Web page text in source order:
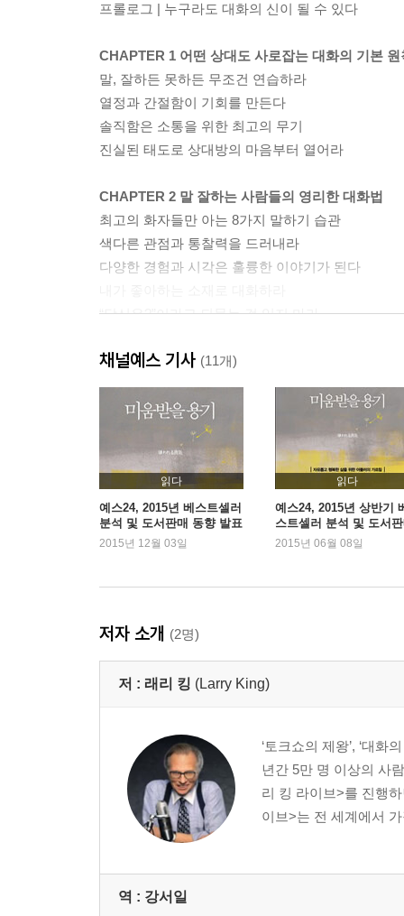
프롤로그 | 누구라도 대화의 신이 될 수 있다
CHAPTER 1 어떤 상대도 사로잡는 대화의 기본 원
말, 잘하든 못하든 무조건 연습하라
열정과 간절함이 기회를 만든다
솔직함은 소통을 위한 최고의 무기
진실된 태도로 상대방의 마음부터 열어라
CHAPTER 2 말 잘하는 사람들의 영리한 대화법
최고의 화자들만 아는 8가지 말하기 습관
색다른 관점과 통찰력을 드러내라
다양한 경험과 시각은 훌륭한 이야기가 된다
“당신은?”이라고 되묻는 걸 잊지 마라
타이밍 못 맞춘 유머는 마이너스다
나만의 스타일을 고수하는 것도 전략이다
유행어를 뺄수록 대화가 신선하다
군더더기 말은 과감하게 없애라
말주변도 습관에 좌우된다
CHAPTER 3 낯선 사람도 두렵지 않은 대화법
대통령 앞에서도 주눅 들 필요 없다
가장 친근한 이야깃거리로 시작한다
‘선을 넘는 말’은 하지도 마라
CHAPTER 4 여럿이 있을 때 먹히는 대화법
편안할수록 더 배려한다
대화를 독점하지 마라
질문으로 유혹하라
공감만으로도 충분할 때가 있다
유명 인사도 보통 사람처럼 대한다
CHAPTER 5 막힌 일도 쉽게 풀리는 결정적 대화법
성공한 사람들의 3가지 말하기 원칙
채널예스 기사 (11개)
읽다
예스24, 2015년 베스트셀러
분석 및 도서판매 동향 발표
2015년 12월 03일
읽다
예스24, 2015년 상반기
스트셀러 분석 및 도서
동향 발표
2015년 06월 08일
저자 소개 (2명)
저 : 래리 킹 (Larry King)
‘토크쇼의 제왕’, ‘대
년간 5만 명 이상의 사
리 킹 라이브>를 진행
이브>는 전 세계에서
역 : 강서일